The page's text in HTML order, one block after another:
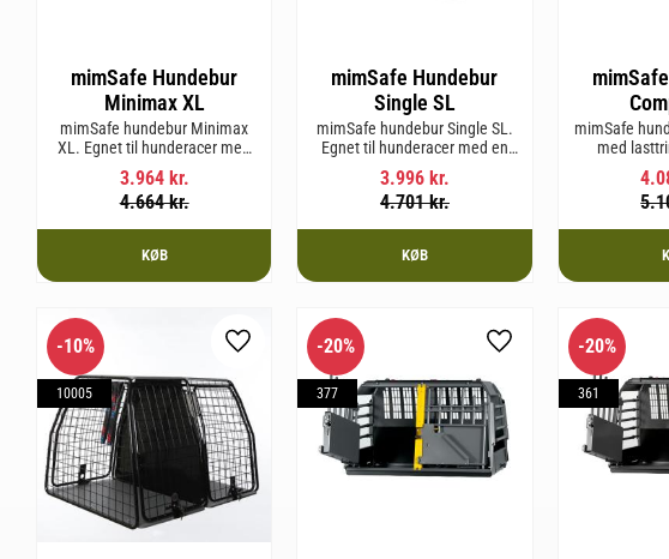
mimSafe Hundebur
Minimax XL
mimSafe hundebur Minimax
XL. Egnet til hunderacer med
en skulderhøjde på op til 38
cm.
3.964kr.
4.664kr.
KØB
mimSafe Hundebur
Single SL
mimSafe hundebur Single SL.
Egnet til hunderacer med en
skulderhøjde på op til 58 cm.
3.996kr.
4.701kr.
KØB
mimSafe
med
10%
10005
Gem som favorit
20%
377
Gem som favorit
20%
361